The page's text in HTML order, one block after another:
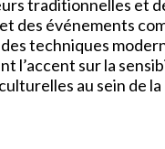
traditionnelles et
des événements
techniques
l’accent sur la
au sein de